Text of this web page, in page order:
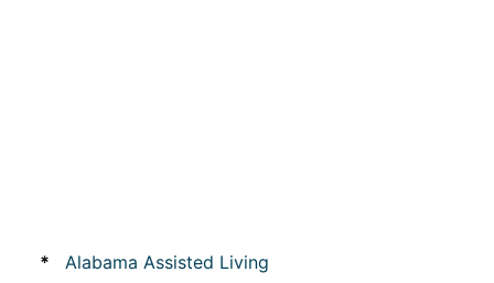
*
Alabama Assisted Living